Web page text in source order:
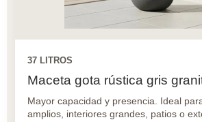
37 LITROS
Maceta gota rústica gris
Mayor capacidad y presencia. Ideal
amplios, interiores grandes, patios o